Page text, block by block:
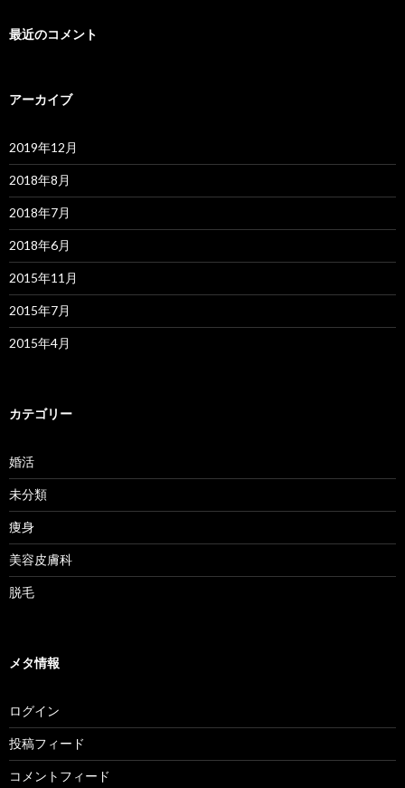
最近のコメント
アーカイブ
2019年12月
2018年8月
2018年7月
2018年6月
2015年11月
2015年7月
2015年4月
カテゴリー
婚活
未分類
痩身
美容皮膚科
脱毛
メタ情報
ログイン
投稿フィード
コメントフィード